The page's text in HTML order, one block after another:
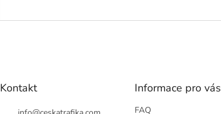
Kontakt Informace pro vás
FAQ